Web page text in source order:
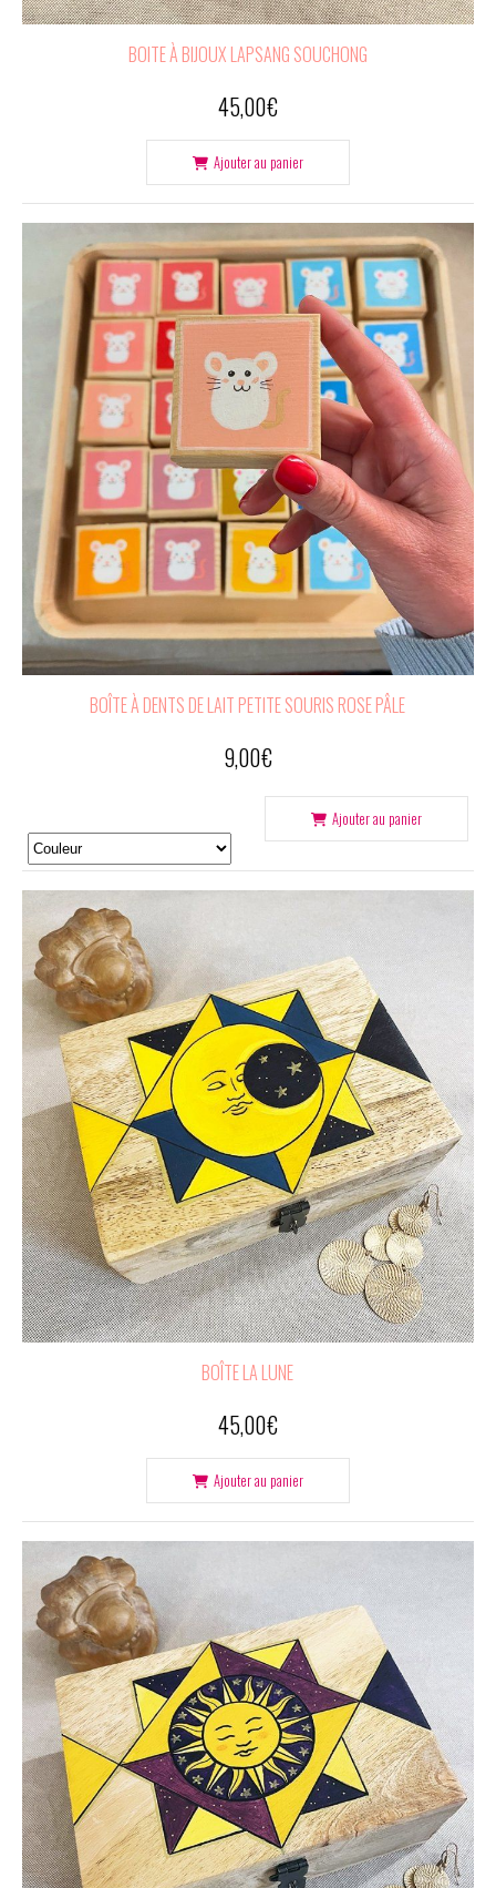
BOITE À BIJOUX LAPSANG SOUCHONG
45,00€
Ajouter au panier
BOÎTE À DENTS DE LAIT PETITE SOURIS ROSE PÂLE
9,00€
Ajouter au panier
BOÎTE LA LUNE
45,00€
Ajouter au panier